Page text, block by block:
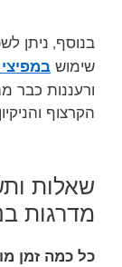
בנוסף, ניתן
שימוש במפיצי
ורעננות כבר
הקרצוף והניקיון
שאלות
מדרגות
כל כמה זמן